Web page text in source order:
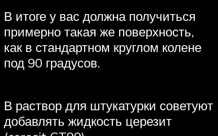
В итоге у вас должна получиться
примерно такая же поверхность,
как в стандартном круглом колене
под 90 градусов.
В раствор для штукатурки советуют
добавлять жидкость церезит